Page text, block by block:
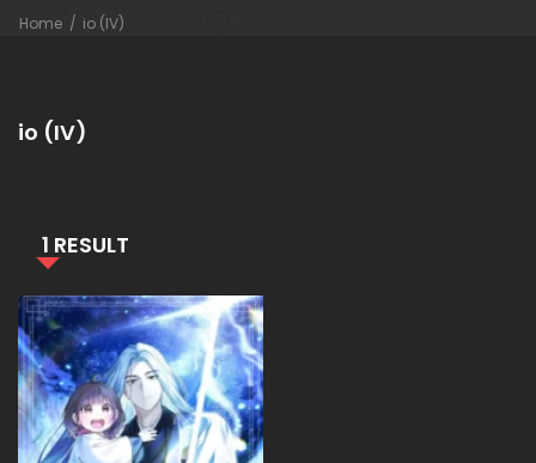
Home io (IV)
io (IV)
1 RESULT